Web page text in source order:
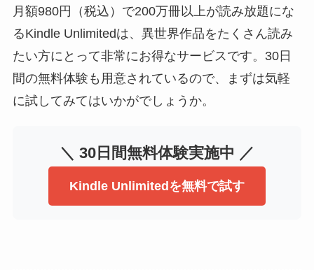
月額980円（税込）で200万冊以上が読み放題にな
るKindle Unlimitedは、異世界作品をたくさん読み
たい方にとって非常にお得なサービスです。30日
間の無料体験も用意されているので、まずは気軽
に試してみてはいかがでしょうか。
＼ 30日間無料体験実施中 ／
Kindle Unlimitedを無料で試す